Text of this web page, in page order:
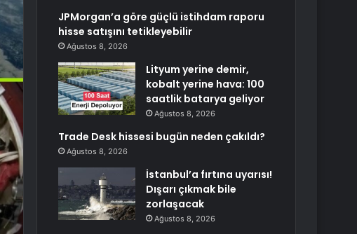
JPMorgan’a göre güçlü istihdam raporu
hisse satışını tetikleyebilir
Ağustos 8, 2026
Lityum yerine demir,
kobalt yerine hava: 100
saatlik batarya geliyor
Ağustos 8, 2026
Trade Desk hissesi bugün neden çakıldı?
Ağustos 8, 2026
İstanbul’a fırtına uyarısı!
Dışarı çıkmak bile
zorlaşacak
Ağustos 8, 2026